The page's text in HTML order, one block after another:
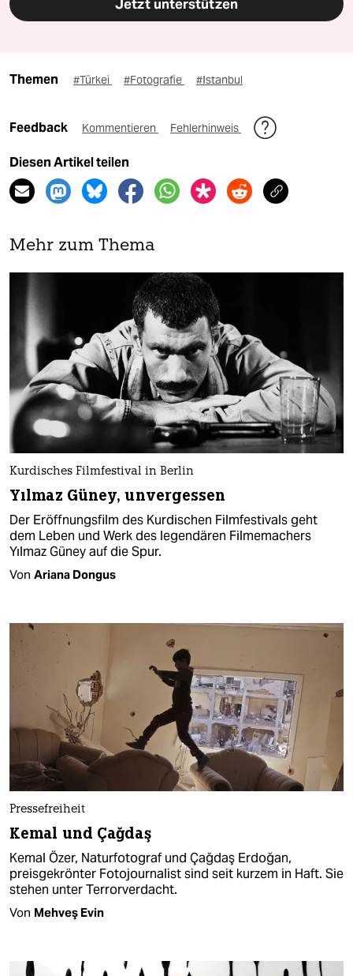
Jetzt unterstützen
Themen #Türkei #Fotografie #Istanbul
Feedback Kommentieren Fehlerhinweis
Diesen Artikel teilen
Mehr zum Thema
Kurdisches Filmfestival in Berlin
Yılmaz Güney, unvergessen
Der Eröffnungsfilm des Kurdischen Filmfestivals geht
dem Leben und Werk des legendären Filmemachers
Yılmaz Güney auf die Spur.
Von Ariana Dongus
Pressefreiheit
Kemal und Çağdaş
Kemal Özer, Naturfotograf und Çağdaş Erdoğan,
preisgekrönter Fotojournalist sind seit kurzem in Haft. Sie
stehen unter Terrorverdacht.
Von Mehveş Evin